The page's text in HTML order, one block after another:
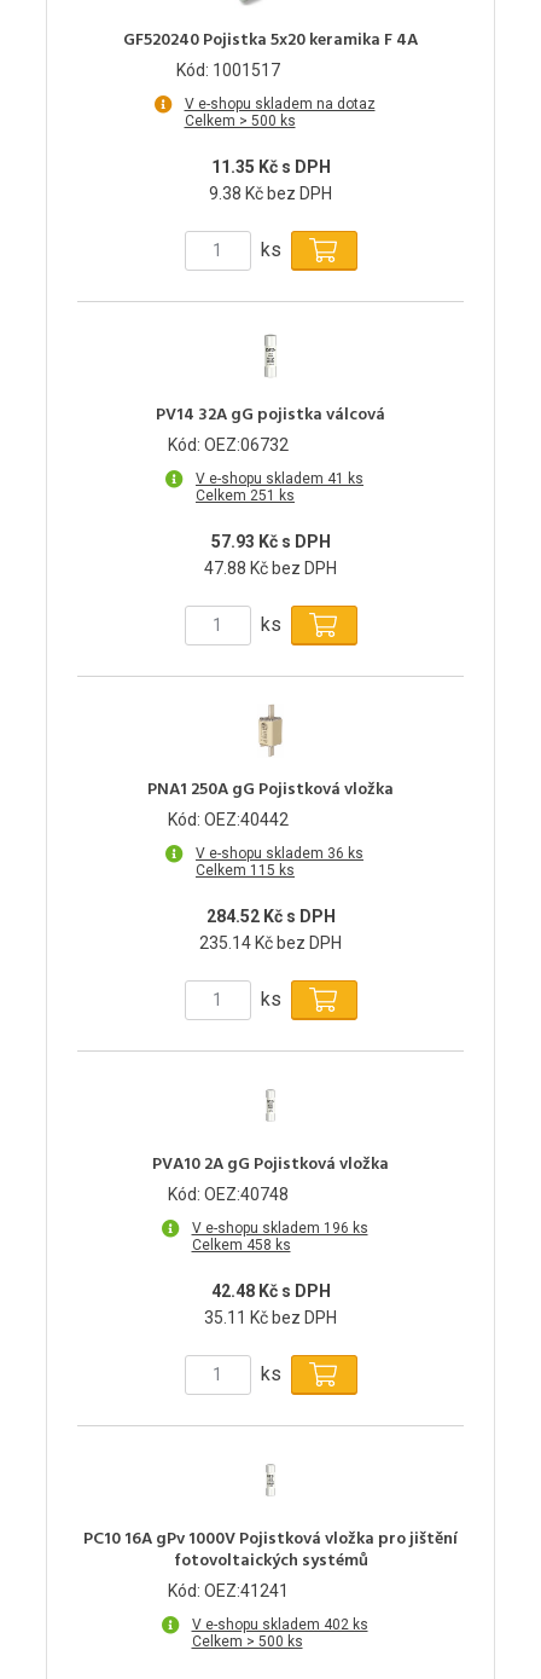
GF520240 Pojistka 5x20 keramika F 4A
Kód: 1001517
V e-shopu skladem na dotaz
Celkem > 500 ks
11.35 Kč s DPH
9.38 Kč bez DPH
ks
PV14 32A gG pojistka válcová
Kód: OEZ:06732
V e-shopu skladem 41 ks
Celkem 251 ks
57.93 Kč s DPH
47.88 Kč bez DPH
ks
PNA1 250A gG Pojistková vložka
Kód: OEZ:40442
V e-shopu skladem 36 ks
Celkem 115 ks
284.52 Kč s DPH
235.14 Kč bez DPH
ks
PVA10 2A gG Pojistková vložka
Kód: OEZ:40748
V e-shopu skladem 196 ks
Celkem 458 ks
42.48 Kč s DPH
35.11 Kč bez DPH
ks
PC10 16A gPv 1000V Pojistková vložka pro jištění
fotovoltaických systémů
Kód: OEZ:41241
V e-shopu skladem 402 ks
Celkem > 500 ks